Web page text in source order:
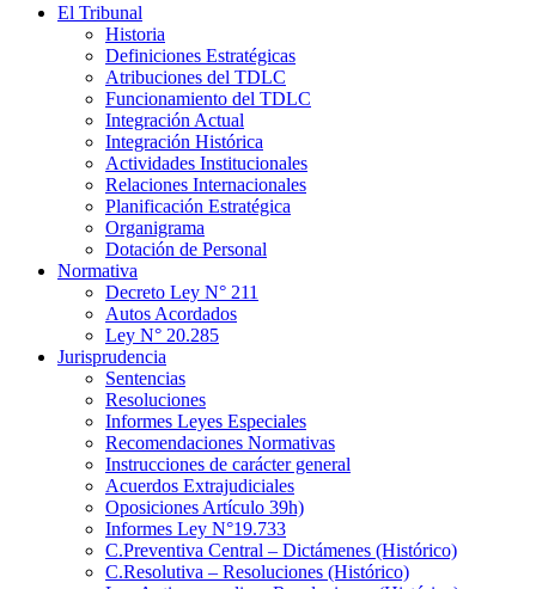
El Tribunal
Historia
Definiciones Estratégicas
Atribuciones del TDLC
Funcionamiento del TDLC
Integración Actual
Integración Histórica
Actividades Institucionales
Relaciones Internacionales
Planificación Estratégica
Organigrama
Dotación de Personal
Normativa
Decreto Ley N° 211
Autos Acordados
Ley N° 20.285
Jurisprudencia
Sentencias
Resoluciones
Informes Leyes Especiales
Recomendaciones Normativas
Instrucciones de carácter general
Acuerdos Extrajudiciales
Oposiciones Artículo 39h)
Informes Ley N°19.733
C.Preventiva Central – Dictámenes (Histórico)
C.Resolutiva – Resoluciones (Histórico)